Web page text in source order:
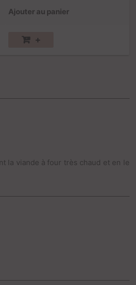
Ajouter au panier
+
la viande à four très chaud et en le